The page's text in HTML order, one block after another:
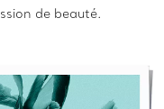
de beauté.